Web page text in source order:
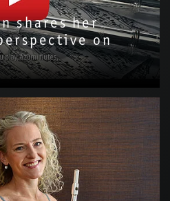
shares her
on
Alena Walentin to introduce
this video, we hope to share